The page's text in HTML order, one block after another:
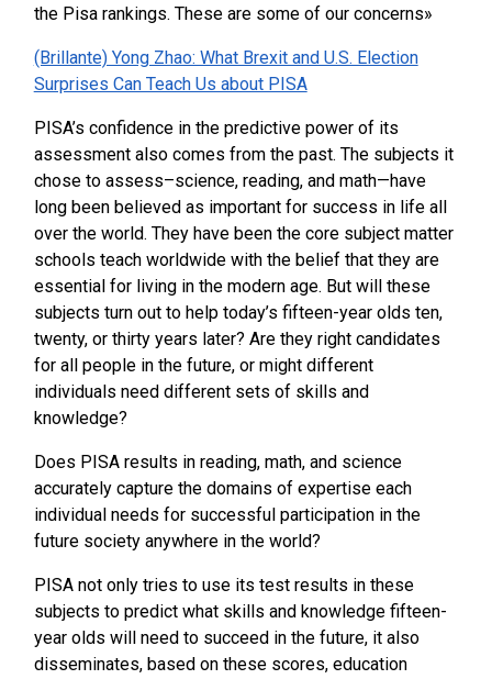
the Pisa rankings. These are some of our concerns»
(Brillante) Yong Zhao: What Brexit and U.S. Election
Surprises Can Teach Us about PISA
PISA’s confidence in the predictive power of its
assessment also comes from the past. The subjects it
chose to assess–science, reading, and math—have
long been believed as important for success in life all
over the world. They have been the core subject matter
schools teach worldwide with the belief that they are
essential for living in the modern age. But will these
subjects turn out to help today’s fifteen-year olds ten,
twenty, or thirty years later? Are they right candidates
for all people in the future, or might different
individuals need different sets of skills and
knowledge?
Does PISA results in reading, math, and science
accurately capture the domains of expertise each
individual needs for successful participation in the
future society anywhere in the world?
PISA not only tries to use its test results in these
subjects to predict what skills and knowledge fifteen-
year olds will need to succeed in the future, it also
disseminates, based on these scores, education